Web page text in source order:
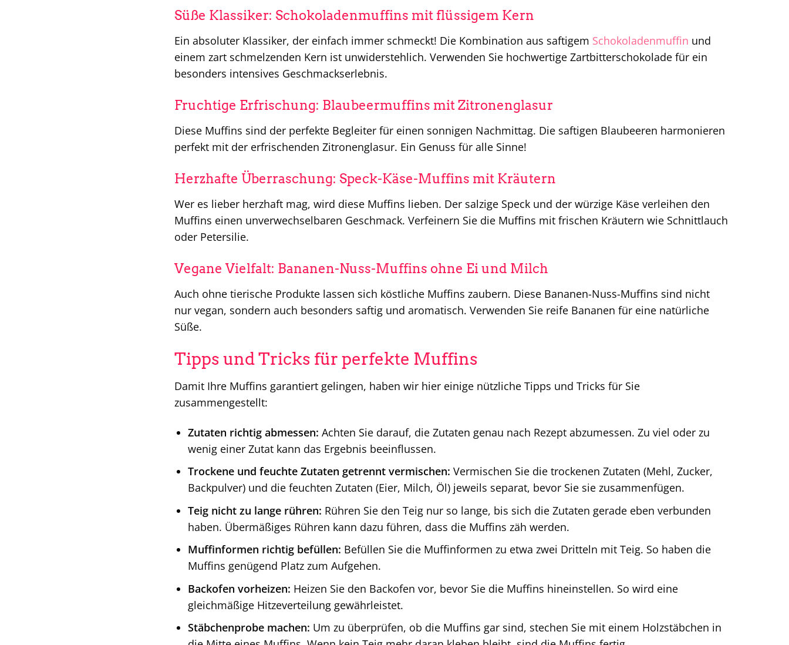
Süße Klassiker: Schokoladenmuffins mit flüssigem Kern
Ein absoluter Klassiker, der einfach immer schmeckt! Die Kombination aus saftigem Schokoladenmuffin und
einem zart schmelzenden Kern ist unwiderstehlich. Verwenden Sie hochwertige Zartbitterschokolade für ein
besonders intensives Geschmackserlebnis.
Fruchtige Erfrischung: Blaubeermuffins mit Zitronenglasur
Diese Muffins sind der perfekte Begleiter für einen sonnigen Nachmittag. Die saftigen Blaubeeren harmonieren
perfekt mit der erfrischenden Zitronenglasur. Ein Genuss für alle Sinne!
Herzhafte Überraschung: Speck-Käse-Muffins mit Kräutern
Wer es lieber herzhaft mag, wird diese Muffins lieben. Der salzige Speck und der würzige Käse verleihen den
Muffins einen unverwechselbaren Geschmack. Verfeinern Sie die Muffins mit frischen Kräutern wie Schnittlauch
oder Petersilie.
Vegane Vielfalt: Bananen-Nuss-Muffins ohne Ei und Milch
Auch ohne tierische Produkte lassen sich köstliche Muffins zaubern. Diese Bananen-Nuss-Muffins sind nicht
nur vegan, sondern auch besonders saftig und aromatisch. Verwenden Sie reife Bananen für eine natürliche
Süße.
Tipps und Tricks für perfekte Muffins
Damit Ihre Muffins garantiert gelingen, haben wir hier einige nützliche Tipps und Tricks für Sie
zusammengestellt:
Zutaten richtig abmessen: Achten Sie darauf, die Zutaten genau nach Rezept abzumessen. Zu viel oder zu
wenig einer Zutat kann das Ergebnis beeinflussen.
Trockene und feuchte Zutaten getrennt vermischen: Vermischen Sie die trockenen Zutaten (Mehl, Zucker,
Backpulver) und die feuchten Zutaten (Eier, Milch, Öl) jeweils separat, bevor Sie sie zusammenfügen.
Teig nicht zu lange rühren: Rühren Sie den Teig nur so lange, bis sich die Zutaten gerade eben verbunden
haben. Übermäßiges Rühren kann dazu führen, dass die Muffins zäh werden.
Muffinformen richtig befüllen: Befüllen Sie die Muffinformen zu etwa zwei Dritteln mit Teig. So haben die
Muffins genügend Platz zum Aufgehen.
Backofen vorheizen: Heizen Sie den Backofen vor, bevor Sie die Muffins hineinstellen. So wird eine
gleichmäßige Hitzeverteilung gewährleistet.
Stäbchenprobe machen: Um zu überprüfen, ob die Muffins gar sind, stechen Sie mit einem Holzstäbchen in